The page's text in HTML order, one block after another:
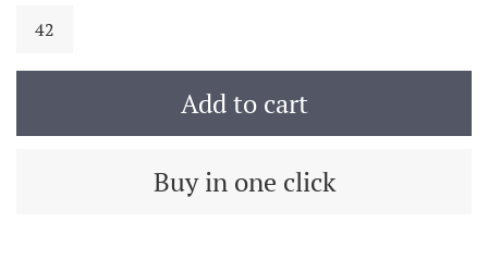
Add to cart
Buy in one click
42